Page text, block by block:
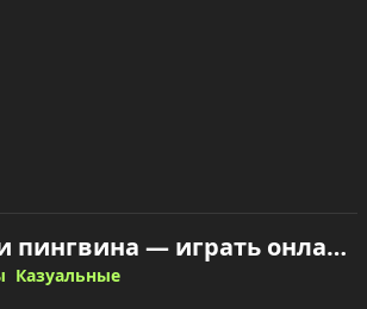
Спаси пингвина — играть онлайн
Казуальные